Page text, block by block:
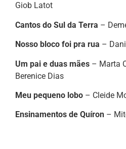
Giob Latot
Cantos do Sul da Terra –
Nosso bloco foi pra rua –
Um pai e duas mães – Marta
Berenice Dias
Meu pequeno lobo – Cleide
Ensinamentos de Quíron –